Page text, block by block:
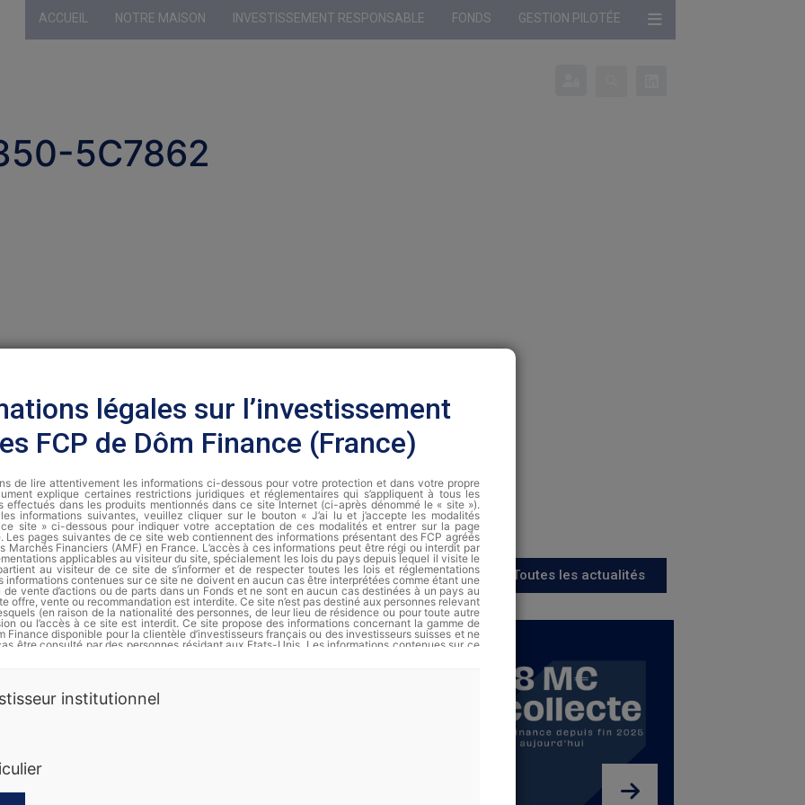
ACCUEIL NOTRE MAISON INVESTISSEMENT RESPONSABLE FONDS GESTION PILOTÉE
5C7862
Toutes les actualités
légales sur l’investissement
FCP de Dôm Finance (France)
de lire attentivement les informations ci-dessous pour votre protection et dans votre propre
explique certaines restrictions juridiques et réglementaires qui s’appliquent à tous les
effectués dans les produits mentionnés dans ce site Internet (ci-après dénommé le « site »).
informations suivantes, veuillez cliquer sur le bouton « J’ai lu et j’accepte les modalités
ce site » ci-dessous pour indiquer votre acceptation de ces modalités et entrer sur la page
Les pages suivantes de ce site web contiennent des informations présentant des FCP agréés
Marchés Financiers (AMF) en France. L’accès à ces informations peut être régi ou interdit par
applicables au visiteur du site, spécialement les lois du pays depuis lequel il visite le
au visiteur de ce site de s’informer et de respecter toutes les lois et réglementations
informations contenues sur ce site ne doivent en aucun cas être interprétées comme étant une
de vente d’actions ou de parts dans un Fonds et ne sont en aucun cas destinées à un pays au
offre, vente ou recommandation est interdite. Ce site n’est pas destiné aux personnes relevant
(en raison de la nationalité des personnes, de leur lieu de résidence ou pour toute autre
ou l’accès à ce site est interdit. Ce site propose des informations concernant la gamme de
Finance disponible pour la clientèle d’investisseurs français ou des investisseurs suisses et ne
être consulté par des personnes résidant aux Etats-Unis. Les informations contenues sur ce
complète et les documents d’informations périodiques de chaque FCP sont disponibles
Finance.
passées ne préjugent pas des rendements futurs. Les actions ne sont pas garanties et
de la valeur, notamment en raison des fluctuations des marchés. Dôm Finance fournit
Toute souscription dans un compartiment doit se faire sur la base du prospectus actuellement
documents périodiques disponibles sur la base GECO de l’Autorité des Marchés Financiers ou
institutionnel